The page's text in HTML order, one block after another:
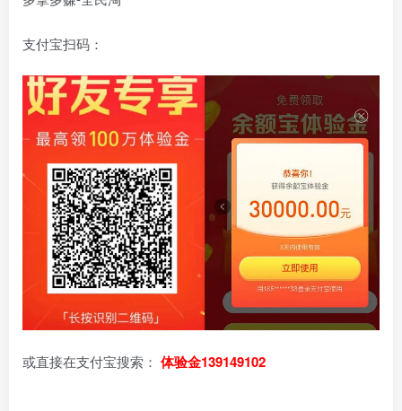
支付宝扫码：
或直接在支付宝搜索： 体验金139149102